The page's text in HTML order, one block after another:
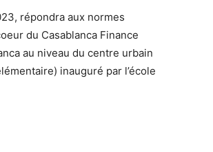
répondra aux normes
du Casablanca Finance
au niveau du centre urbain
inauguré par l’école